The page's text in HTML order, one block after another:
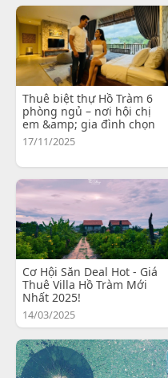
Thuê biệt thự Hồ Tràm 6
phòng ngủ – nơi hội chị
em &amp; gia đình chọn
17/11/2025
Cơ Hội Săn Deal Hot - Giá
Thuê Villa Hồ Tràm Mới
Nhất 2025!
14/03/2025